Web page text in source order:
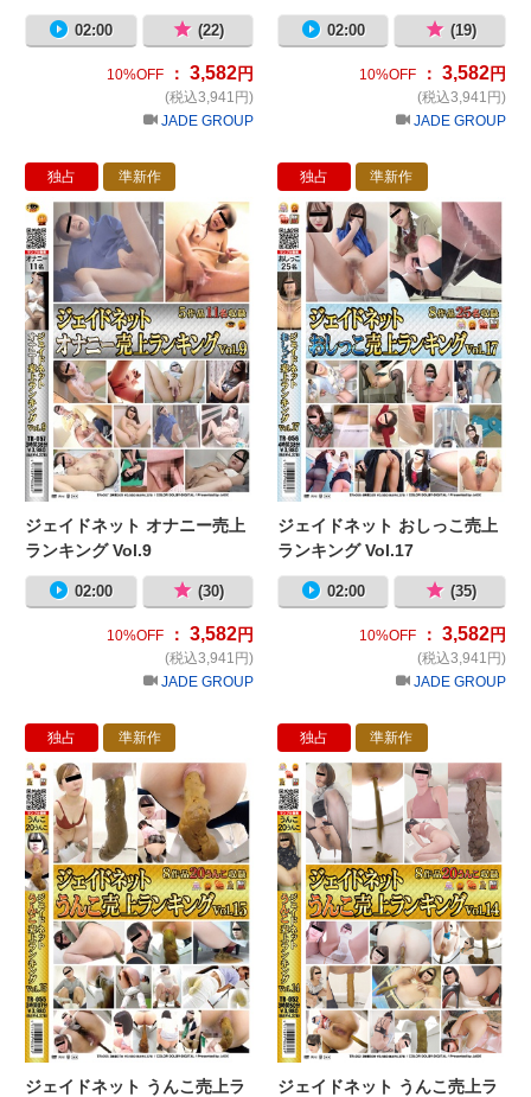
02:00 (22)
10%OFF ： 3,582円
(税込3,941円)
JADE GROUP
02:00 (19)
10%OFF： 3,582円
(税込3,941円)
JADE GROUP
独占 準新作
ジェイドネット オナニー売上ランキ
ジェイドネット オナニー売上
ランキング Vol.9
02:00 (30)
10%OFF ： 3,582円
(税込3,941円)
JADE GROUP
独占 準新作
ジェイドネット おしっこ売上
ランキング Vol.17
02:00 (35)
10%OFF： 3,582円
(税込3,941円)
JADE GROUP
独占 準新作
ジェイドネット うんこ売上ランキン
ジェイドネット うんこ売上ラ
独占 準新作
ジェイドネット うんこ売上ラ